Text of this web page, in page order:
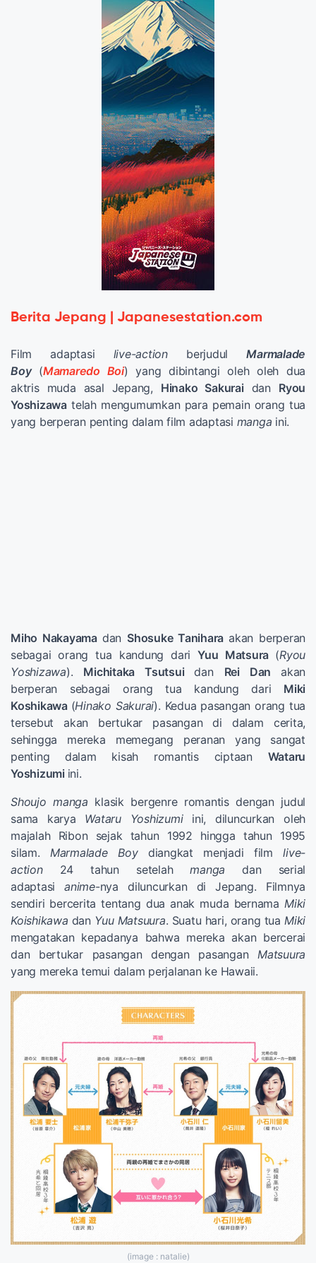
Berita Jepang | Japanesestation.com
Film adaptasi live-actionberjudulMarmalade
Boy(Mamaredo Boi) yang dibintangi oleh oleh dua
aktris muda asal Jepang, Hinako Sakurai dan Ryou
Yoshizawatelah mengumumkan para pemain orang tua
yang berperan penting dalam film adaptasi manga ini.
Miho Nakayama dan Shosuke Taniharaakan berperan
sebagai orang tua kandung dariYuu Matsura (Ryou
Yoshizawa). Michitaka Tsutsuidan Rei Dan akan
berperan sebagai orang tua kandung dari Miki
Koshikawa (Hinako Sakurai). Kedua pasangan orang tua
tersebut akan bertukar pasangan di dalam cerita,
sehingga mereka memegang peranan yang sangat
penting dalam kisah romantis ciptaan Wataru
Yoshizumi ini.
Shoujo manga klasik bergenre romantis dengan judul
sama karya Wataru Yoshizumi ini, diluncurkan oleh
majalah Ribon sejak tahun 1992 hingga tahun 1995
silam. Marmalade Boydiangkat menjadi filmlive-
action24 tahun setelahmanga dan serial
adaptasianime-nya diluncurkan di Jepang. Filmnya
sendiri bercerita tentang dua anak muda bernama Miki
Koishikawa dan Yuu Matsuura. Suatu hari, orang tua Miki
mengatakan kepadanya bahwa mereka akan bercerai
dan bertukar pasangan dengan pasangan Matsuura
yang mereka temui dalam perjalanan ke Hawaii.
(image : natalie)